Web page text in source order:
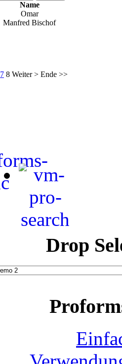
Name
Omar
Manfred Bischof
7 8 Weiter> Ende >>
Drop